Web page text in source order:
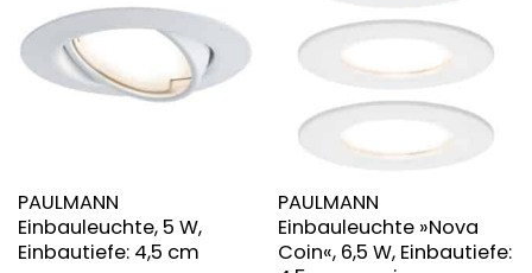
PAULMANN
Einbauleuchte, 5 W,
Einbautiefe: 4,5 cm
PAULMANN
Einbauleuchte »Nova
Coin«, 6,5 W, Einbautiefe: